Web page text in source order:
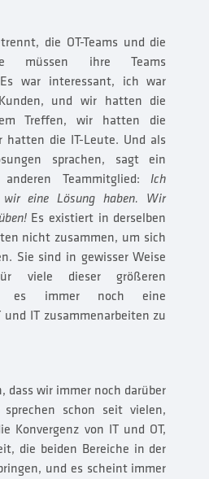
die OT-Teams und die
müssen ihre Teams
Es war interessant, ich war
und wir hatten die
Treffen, wir hatten die
hatten die IT-Leute. Und als
sprachen, sagt ein
anderen Teammitglied:Ich
eine Lösung haben.
Wir
Es existiert in derselben
nicht zusammen, um sich
Sie sind in gewisser Weise
viele dieser größeren
es immer noch eine
und IT zusammenarbeiten zu
dass wir immer noch darüber
schon seit vielen,
Konvergenz von IT und OT,
die beiden Bereiche in der
und es scheint immer